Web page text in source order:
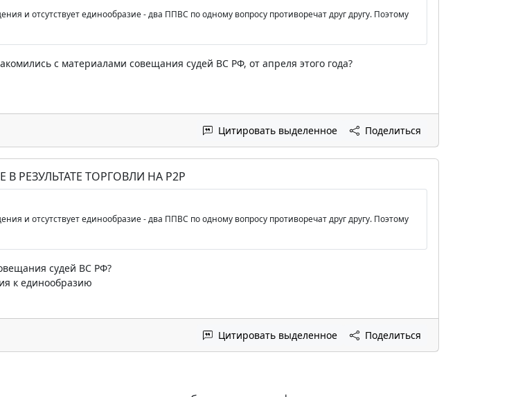
и отсутствует единообразие - два ППВС по одному вопросу противоречат друг другу. Поэтому
с материалами совещания судей ВС РФ, от апреля этого года?
Цитировать выделенное Поделиться
РЕЗУЛЬТАТЕ ТОРГОВЛИ НА P2P
и отсутствует единообразие - два ППВС по одному вопросу противоречат друг другу. Поэтому
судей ВС РФ?
к единообразию
Цитировать выделенное Поделиться